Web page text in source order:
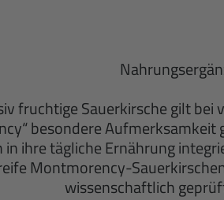
fruchtige Sauerkirsche gilt bei
besondere
ihre tägliche Ernährung
Montmorency-
wissenschaftlich